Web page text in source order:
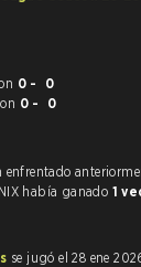
1 con
0 - 0
2 con 0 - 0
PlayTime y REKONIX se habían enfrentado
había ganado 1
se jugó el 28 ene